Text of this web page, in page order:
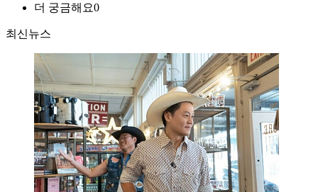
더 궁금해요0
최신뉴스